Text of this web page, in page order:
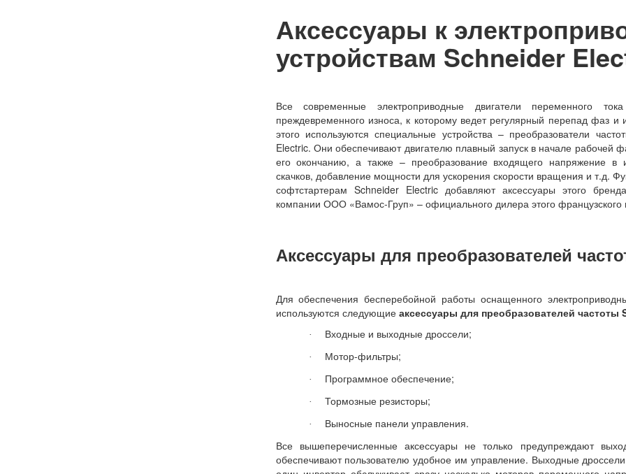
Аксессуары к
устройствам Schneider
Все современные электроприводные двигатели переменного
преждевременного износа, к которому ведет регулярный перепад фаз и
этого используются специальные устройства – преобразователи
Electric. Они обеспечивают двигателю плавный запуск в начале рабочей
его окончанию, а также – преобразование входящего напряжение в
скачков, добавление мощности для ускорения скорости вращения и т.д.
софтстартерам Schneider Electric добавляют аксессуары этого
компании ООО «Вамос-Груп» – официального дилера этого французского
Аксессуары для преобразователей
Для обеспечения бесперебойной работы оснащенного
используются следующие аксессуары для преобразователей частоты
· Входные и выходные дроссели;
· Мотор-фильтры;
· Программное обеспечение;
· Тормозные резисторы;
·
Выносные панели управления.
Все вышеперечисленные аксессуары не только предупреждают
обеспечивают пользователю удобное им управление. Выходные дроссели